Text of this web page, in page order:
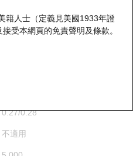
籍人士（定義見美國1933年證
接受本網頁的免責聲明及條款。
騰訊控股
0.27/0.28
不適用